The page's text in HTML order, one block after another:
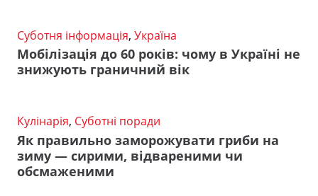
Суботня інформація, Україна
Мобілізація до 60 років: чому в Україні не
знижують граничний вік
Кулінарія, Суботні поради
Як правильно заморожувати гриби на
зиму — сирими, відвареними чи
обсмаженими